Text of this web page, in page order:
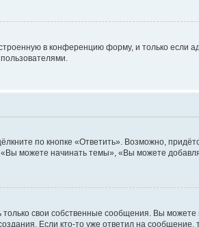
в конференцию форму, и только если
по кнопке «Ответить». Возможно,
можете начинать темы», «Вы можете
свои собственные сообщения. Вы
Если кто-то уже ответил на